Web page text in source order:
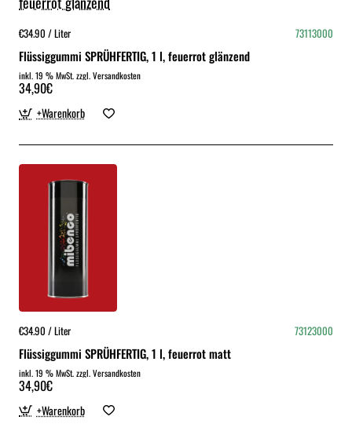
€34.90 / Liter 73113000
Flüssiggummi SPRÜHFERTIG, 1 l, feuerrot glänzend
inkl. 19 % MwSt. zzgl. Versandkosten
34,90€
+Warenkorb
€34.90 / Liter 73123000
Flüssiggummi SPRÜHFERTIG, 1 l, feuerrot matt
inkl. 19 % MwSt. zzgl. Versandkosten
34,90€
+Warenkorb